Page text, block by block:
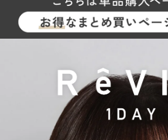
し、イメージを一新しました。
新シリーズとして、CLEAR 2week（クリ
AR TORIC（クリアトーリック）も誕生し
段使いに最適なサークルレンズ、クリアコ
豊富なバリエーションで多くの方々の瞳に